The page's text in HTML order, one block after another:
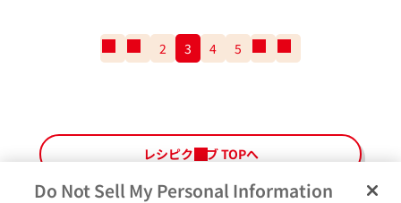
番
ペ
ー
ジ
の
2 3 4 5
の
番
ペ
ー
レシピクラブ TOPへ
Do Not Sell My Personal Information